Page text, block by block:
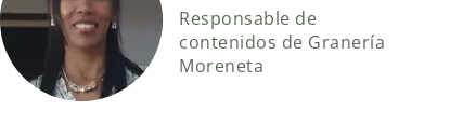
Responsable de
contenidos de Granería
Moreneta